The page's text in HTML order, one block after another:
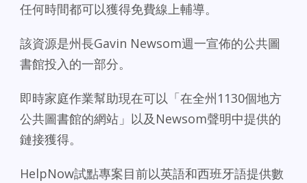
任何時間都可以獲得免費線上輔導。
該資源是州長Gavin Newsom週一宣佈的公共圖
書館投入的一部分。
即時家庭作業幫助現在可以「在全州1130個地方
公共圖書館的網站」以及Newsom聲明中提供的
鏈接獲得。
HelpNow試點專案目前以英語和西班牙語提供數